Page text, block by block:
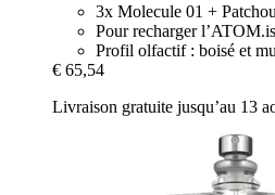
3x Molecule 01 +
Pour recharger
Profil olfactif : boisé et
€ 65,54
Livraison gratuite jusqu’au 13